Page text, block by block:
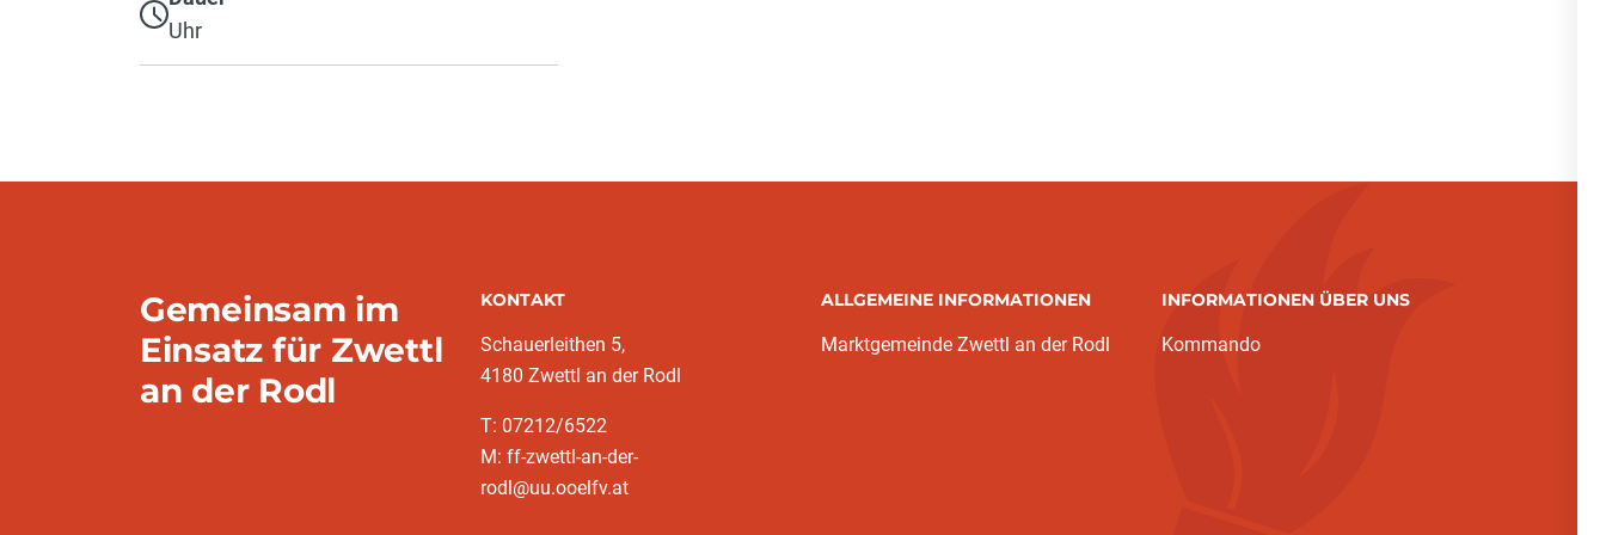
Uhr
Gemeinsam im
Einsatz für Zwettl
an der Rodl
KONTAKT
Schauerleithen 5,
4180 Zwettl an der Rodl
T: 07212/6522
M: ff-zwettl-an-der-
rodl@uu.ooelfv.at
ALLGEMEINE INFORMATIONEN
Marktgemeinde Zwettl an der Rodl
INFORMATIONEN ÜBER UNS
Kommando